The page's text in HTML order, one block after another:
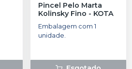
Pincel Pelo Marta
Kolinsky Fino - KOTA
Embalagem com 1
unidade.